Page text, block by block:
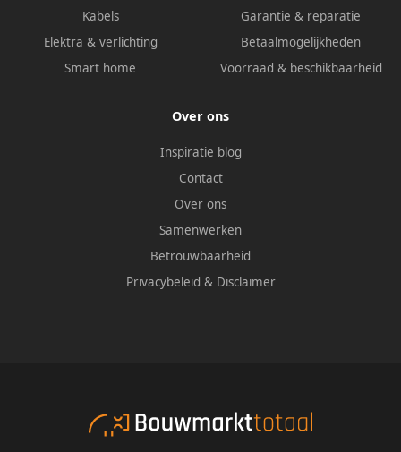
Kabels
Elektra & verlichting
Smart home
Garantie & reparatie
Betaalmogelijkheden
Voorraad & beschikbaarheid
Over ons
Inspiratie blog
Contact
Over ons
Samenwerken
Betrouwbaarheid
Privacybeleid & Disclaimer